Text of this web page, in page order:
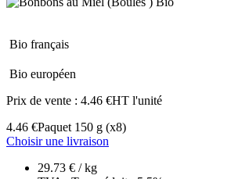
Bio français
Bio européen
Prix de vente : 4.46 €HT l'unité
4.46 €Paquet 150 g (x8)
Choisir une livraison
29.73 € / kg